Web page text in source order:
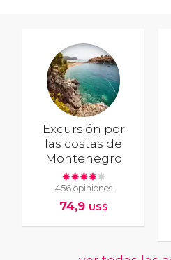
Excursión por
las costas de
Montenegro
456 opiniones
74,9 US$